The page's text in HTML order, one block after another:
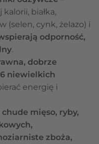
białka,
(selen, cynk, żelazo) i
odporność,
.
dobrze
6 niewielkich
energię i
mięso, ryby,
zboża,